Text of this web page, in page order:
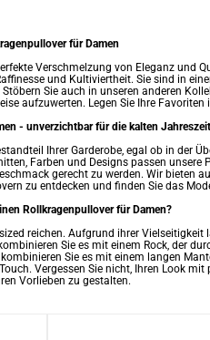
für Damen
Verschmelzung von Eleganz
und Kultiviertheit. Sie sind in
Sie auch in unseren anderen
aufzuwerten. Legen Sie Ihre
- unverzichtbar für die kalten
Ihrer Garderobe, egal ob in der
Farben und Designs passen
gerecht zu werden. Wir bieten
zu entdecken und finden Sie das
Rollkragenpullover für Damen?
reichen. Aufgrund ihrer
Sie es mit einem Rock, der
Sie es mit einem langen
Vergessen Sie nicht, Ihren Look
Vorlieben zu gestalten.